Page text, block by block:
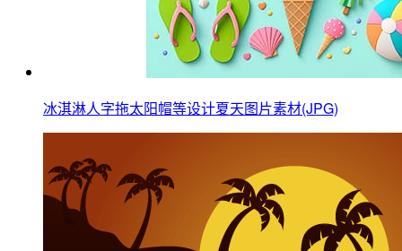
冰淇淋人字拖太阳帽等设计夏天图片素材(JPG)